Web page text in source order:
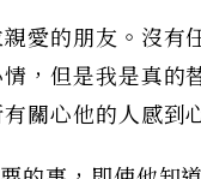
愛的朋友。沒有
，但是我是真的
關心他的人感到